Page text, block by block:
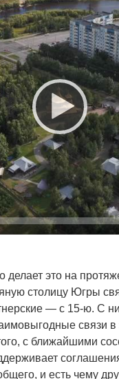
это на
столицу Югры
— с 15-ю. С
связи
с ближайшими
и есть чему